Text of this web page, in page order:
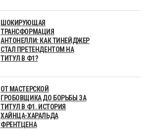
ШОКИРУЮЩАЯ
ТРАНСФОРМАЦИЯ
АНТОНЕЛЛИ: КАК ТИНЕЙДЖЕР
СТАЛ ПРЕТЕНДЕНТОМ НА
ТИТУЛ В Ф1?
ОТ МАСТЕРСКОЙ
ГРОБОВЩИКА ДО БОРЬБЫ ЗА
ТИТУЛ В Ф1. ИСТОРИЯ
ХАЙНЦА-ХАРАЛЬДА
ФРЕНТЦЕНА